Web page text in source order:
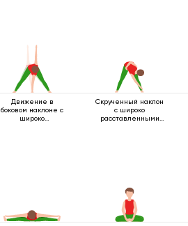
Движение в
боковом наклоне с
широко
Скрученный наклон
с широко
расставленными